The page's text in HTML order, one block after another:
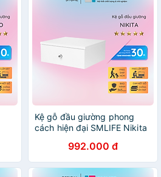
Kệ gỗ đầu giường phong
cách hiện đại SMLIFE Nikita
992.000 đ